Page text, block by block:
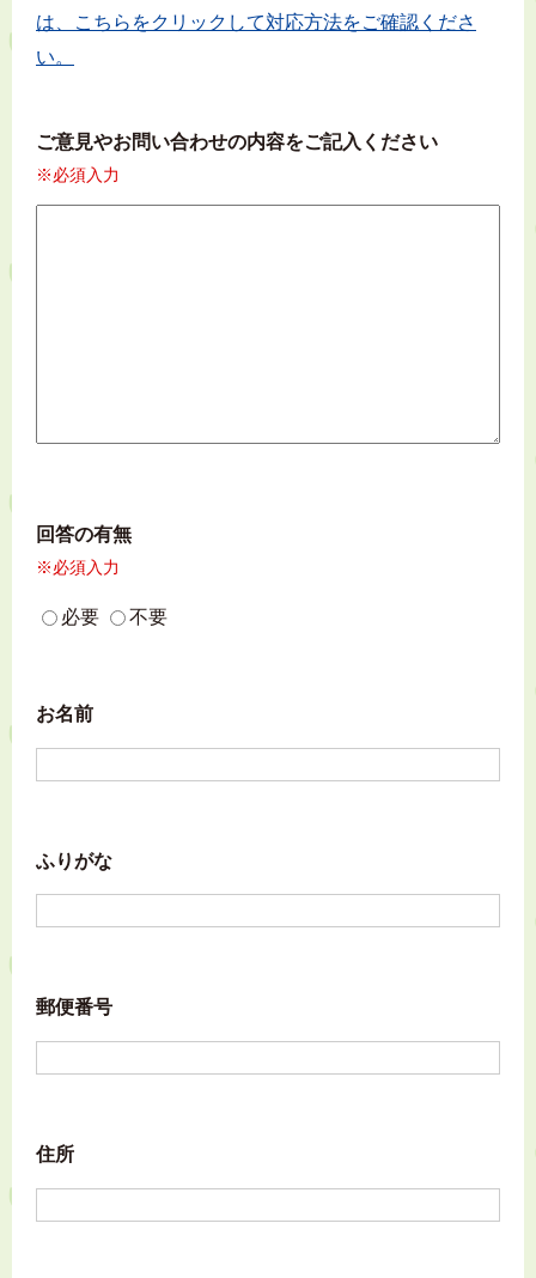
は、こちらをクリックして対応方法をご確認くださ
い。
ご意見やお問い合わせの内容をご記入ください
※必須入力
回答の有無
※必須入力
必要 不要
お名前
ふりがな
郵便番号
住所